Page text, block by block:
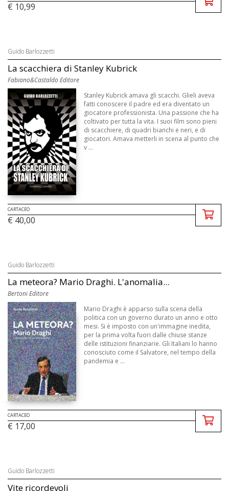
€ 10,99
Guido Barlozzetti
La scacchiera di Stanley Kubrick
Fabiano&Castaldo Editore
Stanley Kubrick amava gli scacchi. Glieli aveva
fatti conoscere il padre ed era diventato un
giocatore professionista. Una passione che ha
coltivato per tutta la vita. I suoi film sono pieni
di scacchiere, di quadri bianchi e neri, e di
giocatori. Amava metterli in scena al punto che
v ...
CARTACEO
€ 40,00
Guido Barlozzetti
La meteora? Mario Draghi. L'anomalia...
Bertoni Editore
Mario Draghi è apparso sulla scena della
politica con un governo durato un anno e otto
mesi. Si è imposto con un'immagine inedita,
per la prima volta fuori dalle chiuse stanze
delle istituzioni finanziarie. Gli Italiani lo hanno
conosciuto come il Salvatore, nel tempo della
pandemia e ...
CARTACEO
€ 17,00
Guido Barlozzetti
Vite ricordevoli